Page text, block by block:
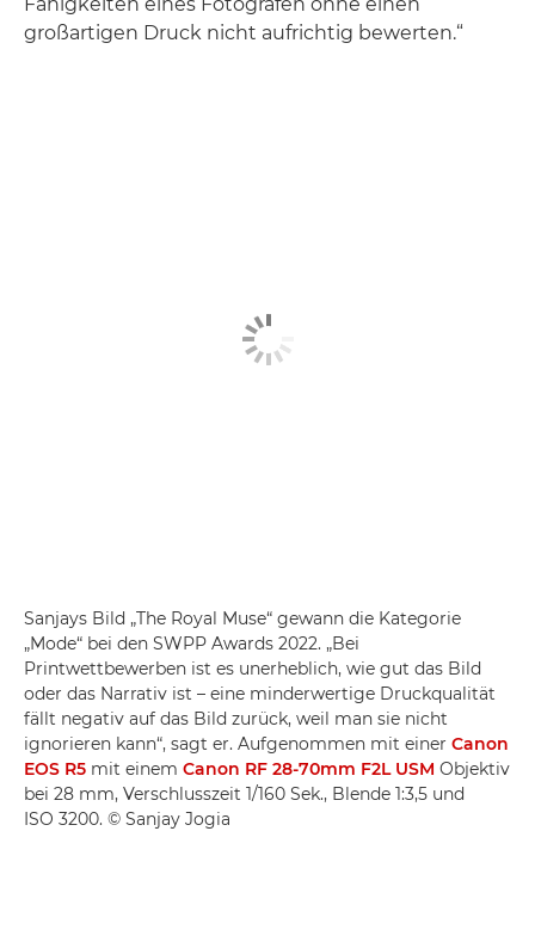
großartigen Druck nicht aufrichtig bewerten.“
Sanjays Bild „The Royal Muse“ gewann die Kategorie
„Mode“ bei den SWPP Awards 2022. „Bei
Printwettbewerben ist es unerheblich, wie gut das Bild
oder das Narrativ ist – eine minderwertige Druckqualität
fällt negativ auf das Bild zurück, weil man sie nicht
ignorieren kann“, sagt er. Aufgenommen mit einer Canon
EOS R5 mit einem Canon RF 28-70mm F2L USM Objektiv
bei 28 mm, Verschlusszeit 1/160 Sek., Blende 1:3,5 und
ISO 3200. © Sanjay Jogia